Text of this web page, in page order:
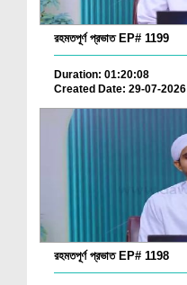
রহমতপূর্ণ প্রভাত EP# 1199
Duration: 01:20:08
Created Date: 29-07-2026
রহমতপূর্ণ প্রভাত EP# 1198